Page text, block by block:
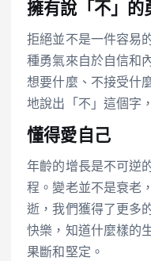
擁有說「不」的
拒絕並不是一件容易
種勇氣來自於自信和
想要什麼、不接受什
地說出「不」這個字
懂得愛自己
年齡的增長是不可逆
程。變老並不是衰老
逝，我們獲得了更多
快樂，知道什麼樣的
果斷和堅定。